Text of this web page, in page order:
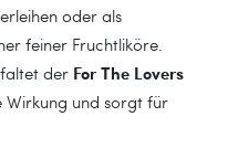
oder als
feiner Fruchtliköre.
der For The Lovers
Wirkung und sorgt für